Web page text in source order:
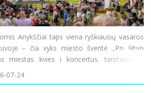
Anykščiai taps viena ryškiausių vasaros
– čia vyks miesto šventė „Po šituo
miestas kvies į koncertus, tarptautinius
kilimų ekspoziciją, muges, spektaklius, s
07-24